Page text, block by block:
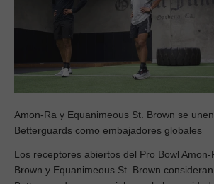
Amon-Ra y Equanimeous St. Brown se
Betterguards como embajadores globales
Los receptores abiertos del Pro Bowl Amon-
Brown y Equanimeous St. Brown